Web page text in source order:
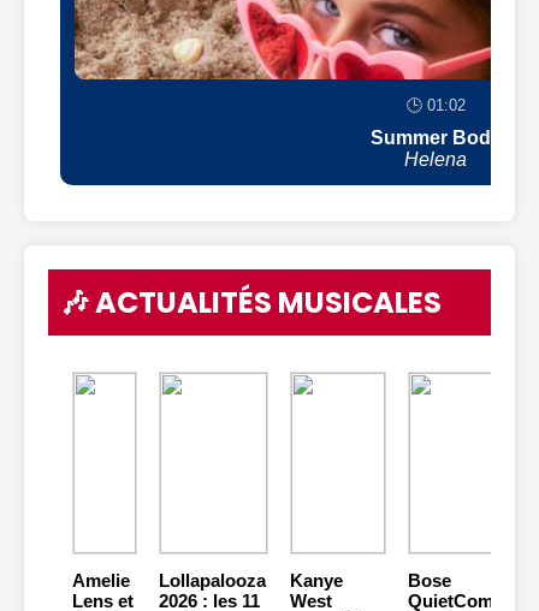
🕒 01:02
Summer Body
Helena
🎶 ACTUALITÉS MUSICALES
Amelie
Lens et
Lollapalooza
2026 : les 11
Kanye
West
Bose
QuietComfort